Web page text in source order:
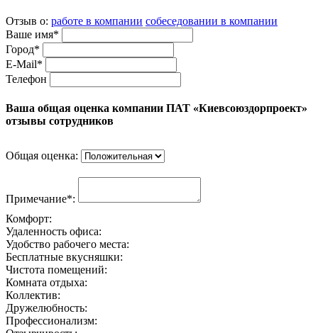
Отзыв о: работе в компании собеседовании в компании
Ваше имя*
Город*
E-Mail*
Телефон
Ваша общая оценка компании ПАТ «Киевсоюздорпроект»
отзывы сотрудников
Общая оценка:
Примечание*:
Комфорт:
Удаленность офиса:
Удобство рабочего места:
Бесплатные вкусняшки:
Чистота помещений:
Комната отдыха:
Коллектив:
Дружелюбность:
Профессионализм: